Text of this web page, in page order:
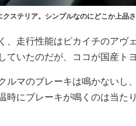
クステリア。シンプルなのにどこか上品
、走行性能はピカイチのアヴ
ていたのだが、ココが国産ト
ルマのブレーキは鳴かないし
時にブレーキが鳴くのは当た